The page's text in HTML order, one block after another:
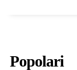
Popolari